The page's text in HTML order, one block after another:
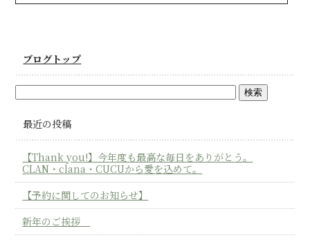
ブログトップ
最近の投稿
【Thank you!】今年度も最高な毎日をありがとう。
CLAN・clana・CUCUから愛を込めて。
【予約に関してのお知らせ】
新年のご挨拶